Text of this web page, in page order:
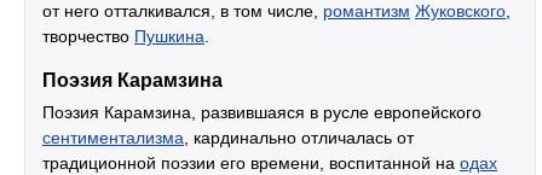
от него отталкивался, в том числе, романтизм Жуковского,
творчество Пушкина.
Поэзия Карамзина
Поэзия Карамзина, развившаяся в русле европейского
сентиментализма, кардинально отличалась от
традиционной поэзии его времени, воспитанной на одах